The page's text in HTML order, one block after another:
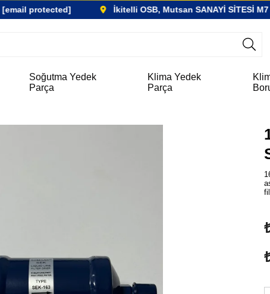
[email protected] İkitelli OSB, Mutsan SANAYİ SİTESİ M7
Soğutma Yedek
Parça
Klima Yedek
Parça